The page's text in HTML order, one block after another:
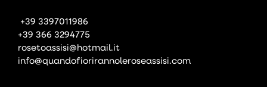
+39 3397011986
+39 366 3294775
rosetoassisi@hotmail.it
info@quandofiorirannoleroseassisi.com